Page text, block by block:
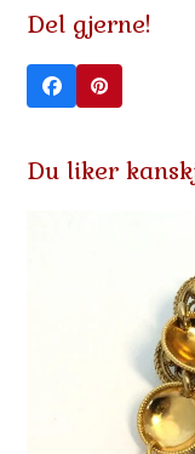
Del gjerne!
Du liker